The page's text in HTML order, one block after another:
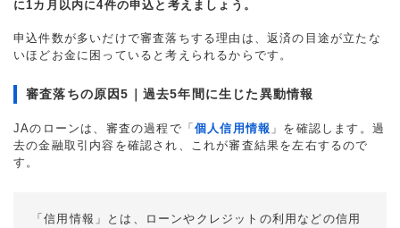
に1カ月以内に4件の申込と考えましょう。
申込件数が多いだけで審査落ちする理由は、返済の目途が立たな
いほどお金に困っていると考えられるからです。
審査落ちの原因5｜過去5年間に生じた異動情報
JAのローンは、審査の過程で「 個人信用情報 」を確認します。過
去の金融取引内容を確認され、これが審査結果を左右するので
す。
「信用情報」とは、ローンやクレジットの利用などの信用